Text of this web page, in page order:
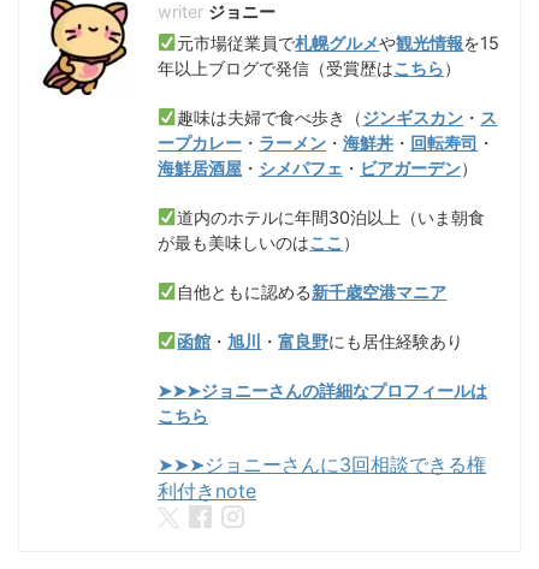
ジョニー
元市場従業員で札幌グルメや観光情報を15
年以上ブログで発信（受賞歴はこちら）
趣味は夫婦で食べ歩き（ジンギスカン ・ ス
ープカレー ・ ラーメン ・ 海鮮丼 ・ 回転寿司 ・
海鮮居酒屋 ・ シメパフェ ・ ビアガーデン）
道内のホテルに年間30泊以上（いま朝食
が最も美味しいのはここ ）
自他ともに認める新千歳空港マニア
函館 ・旭川 ・富良野にも居住経験あり
➤➤➤ジョニーさんの詳細なプロフィールは
こちら
➤➤➤ジョニーさんに3回相談できる権
利付きnote